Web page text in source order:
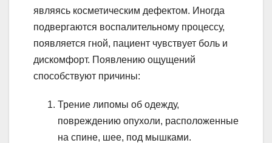
являясь косметическим дефектом. Иногда
подвергаются воспалительному процессу,
появляется гной, пациент чувствует боль и
дискомфорт. Появлению ощущений
способствуют причины:
Трение липомы об одежду,
повреждению опухоли, расположенные
на спине, шее, под мышками.